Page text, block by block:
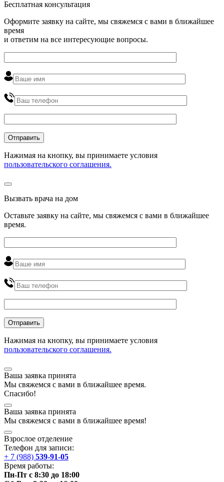
Бесплатная консультация
Оформите заявку на сайте, мы свяжемся с вами в ближайшее
время
и ответим на все интересующие вопросы.
Нажимая на кнопку, вы принимаете условия
пользовательского соглашения.
Вызвать врача на дом
Оставьте заявку на сайте, мы свяжемся с вами в ближайшее
время.
Нажимая на кнопку, вы принимаете условия
пользовательского соглашения.
Ваша заявка принята
Мы свяжемся с вами в ближайшее время.
Спасибо!
Ваша заявка принята
Мы свяжемся с вами в ближайшее время!
Взрослое отделение
Телефон для записи:
+ 7 (988) 539-91-05
Время работы:
Пн-Пт с 8:30 до 18:00